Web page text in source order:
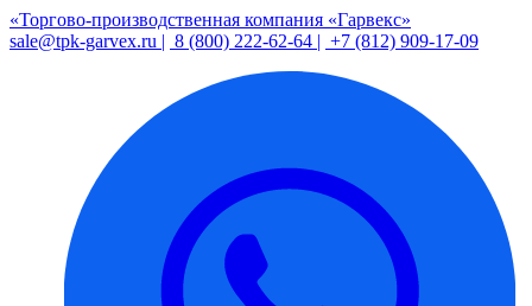
«Торгово-производственная компания «Гарвекс»
sale@tpk-garvex.ru | 8 (800) 222-62-64 | +7 (812) 909-17-09